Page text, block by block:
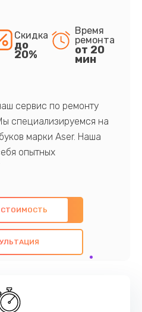
Скидка
до
20%
Время
ремонта
от 20
мин
сервис по ремонту
специализируемся на
марки Aser. Наша
опытных
знаниями и
качественный ремонт с
компонентов, а
всех
цель - предоставить
медлите записаться на
СТОИМОСТЬ